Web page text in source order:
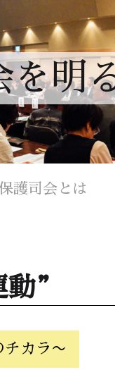
を明
護司会とは
動”
チカラ〜